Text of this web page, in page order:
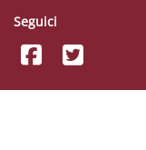
Seguici